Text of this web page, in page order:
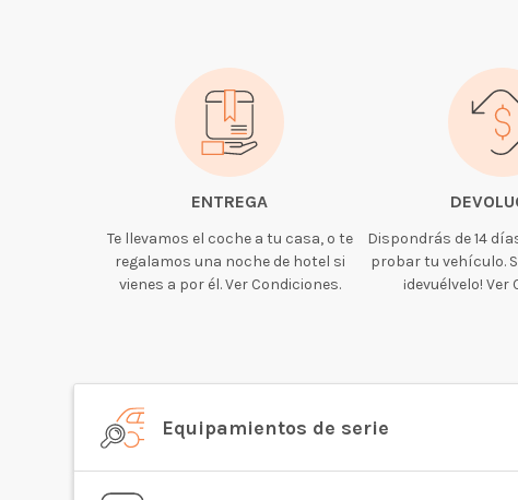
ENTREGA
Te llevamos el coche a tu casa, o te
regalamos una noche de hotel si
vienes a por él. Ver Condiciones.
Dispondrás de 14
probar tu vehículo.
¡devuélvelo! Ver
Equipamientos de serie